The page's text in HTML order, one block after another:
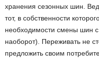
хранения сезонных шин.
тот, в собственности
необходимости смены шин
наоборот). Переживать не
предложить своим